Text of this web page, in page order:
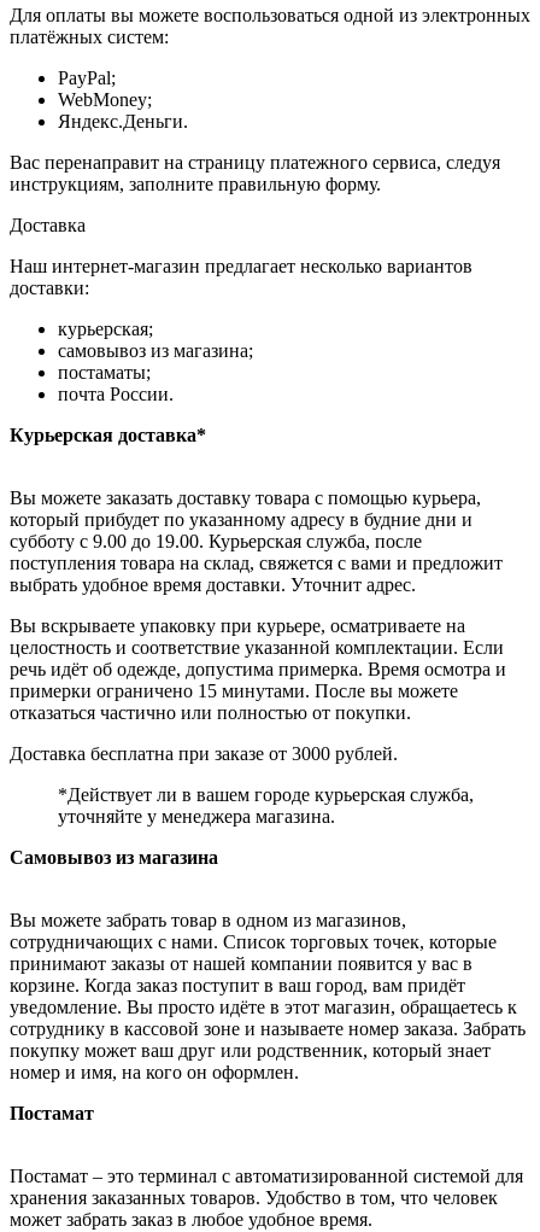
Для оплаты вы можете воспользоваться одной из электронных
платёжных систем:
PayPal;
WebMoney;
Яндекс.Деньги.
Вас перенаправит на страницу платежного сервиса, следуя
инструкциям, заполните правильную форму.
Доставка
Наш интернет-магазин предлагает несколько вариантов
доставки:
курьерская;
самовывоз из магазина;
постаматы;
почта России.
Курьерская доставка*
Вы можете заказать доставку товара с помощью курьера,
который прибудет по указанному адресу в будние дни и
субботу с 9.00 до 19.00. Курьерская служба, после
поступления товара на склад, свяжется с вами и предложит
выбрать удобное время доставки. Уточнит адрес.
Вы вскрываете упаковку при курьере, осматриваете на
целостность и соответствие указанной комплектации. Если
речь идёт об одежде, допустима примерка. Время осмотра и
примерки ограничено 15 минутами. После вы можете
отказаться частично или полностью от покупки.
Доставка бесплатна при заказе от 3000 рублей.
*Действует ли в вашем городе курьерская служба,
уточняйте у менеджера магазина.
Самовывоз из магазина
Вы можете забрать товар в одном из магазинов,
сотрудничающих с нами. Список торговых точек, которые
принимают заказы от нашей компании появится у вас в
корзине. Когда заказ поступит в ваш город, вам придёт
уведомление. Вы просто идёте в этот магазин, обращаетесь к
сотруднику в кассовой зоне и называете номер заказа. Забрать
покупку может ваш друг или родственник, который знает
номер и имя, на кого он оформлен.
Постамат
Постамат – это терминал с автоматизированной системой для
хранения заказанных товаров. Удобство в том, что человек
может забрать заказ в любое удобное время.